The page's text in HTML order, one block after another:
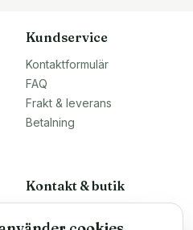
Kundservice
Kontaktformulär
FAQ
Frakt & leverans
Betalning
Kontakt & butik